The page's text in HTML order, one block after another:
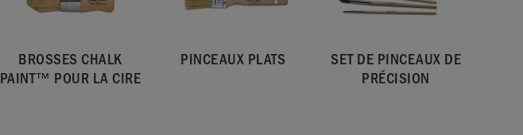
BROSSES CHALK
PAINT™ POUR LA CIRE
PINCEAUX PLATS
SET DE PINCEAUX DE
PRÉCISION